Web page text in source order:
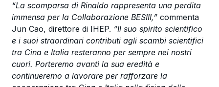
“La scomparsa di Rinaldo rappresenta una perdita
immensa per la Collaborazione BESIII,”commenta
Jun Cao, direttore di IHEP. “Il suo spirito scientifico
e i suoi straordinari contributi agli scambi scientifici
tra Cina e Italia resteranno per sempre nei nostri
cuori. Porteremo avanti la sua eredità e
continueremo a lavorare per rafforzare la